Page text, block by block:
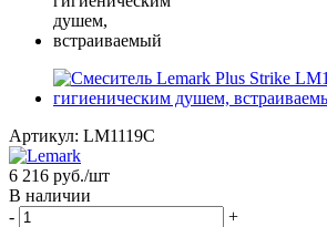
Артикул: LM1119C
6 216 руб./шт
В наличии
-
+